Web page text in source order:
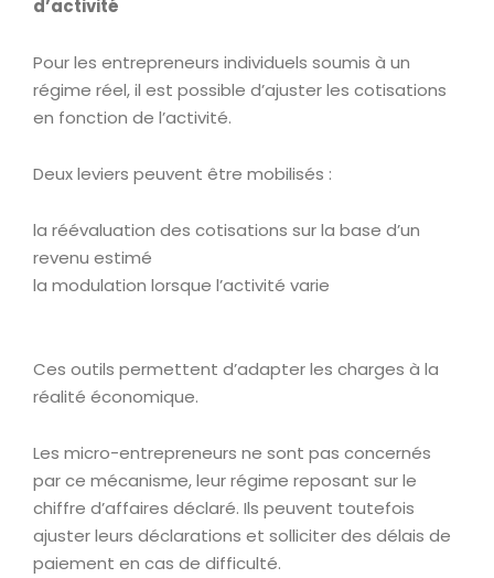
d’activité
Pour les entrepreneurs individuels soumis à un
régime réel, il est possible d’ajuster les cotisations
en fonction de l’activité.
Deux leviers peuvent être mobilisés :
la réévaluation des cotisations sur la base d’un
revenu estimé
la modulation lorsque l’activité varie
Ces outils permettent d’adapter les charges à la
réalité économique.
Les micro-entrepreneurs ne sont pas concernés
par ce mécanisme, leur régime reposant sur le
chiffre d’affaires déclaré. Ils peuvent toutefois
ajuster leurs déclarations et solliciter des délais de
paiement en cas de difficulté.